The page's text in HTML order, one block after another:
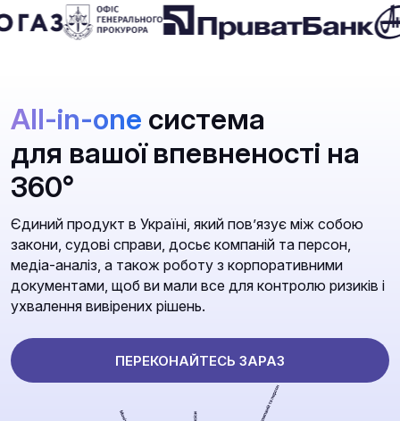
All-in-one система
для вашої впевненості на
360°
Єдиний продукт в Україні, який повʼязує між собою
закони, судові справи, досьє компаній та персон,
медіа-аналіз, а також роботу з корпоративними
документами, щоб ви мали все для контролю ризиків і
ухвалення вивірених рішень.
ПЕРЕКОНАЙТЕСЬ ЗАРАЗ